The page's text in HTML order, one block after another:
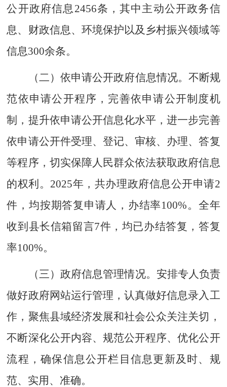
公开政府信息2456条，其中主动公开政务信
息、财政信息、环境保护以及乡村振兴领域等
信息300余条。
（二）依申请公开政府信息情况。 不断规
范依申请公开程序，完善依申请公开制度机
制，提升依申请公开信息化水平，进一步完善
依申请公开件受理、登记、审核、办理、答复
等程序，切实保障人民群众依法获取政府信息
的权利。 2025年，共办理政府信息公开申请2
件 ，均按期答复申请人，办结率100%。 全年
收到县长信箱留言7件，均已办结答复 ，答复
率100%。
（三）政府信息管理情况。 安排专人负责
做好政府网站运行管理，认真做好信息录入工
作， 聚焦县域经济发展和社会公众关注关切，
不断深化公开内容、规范公开程序、优化公开
流程，确保信息公开栏目信息更新及时、规
范、实用、准确。